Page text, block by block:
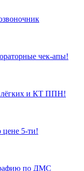
чек-апы!
лёгких и КТ ППН!
5-ти!
по ДМС